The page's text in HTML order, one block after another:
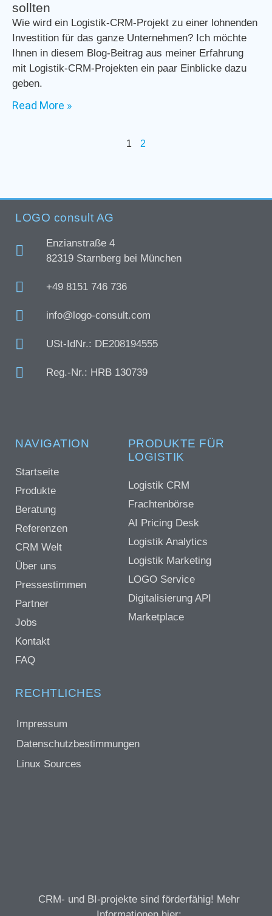
sollten
Wie wird ein Logistik-CRM-Projekt zu einer lohnenden
Investition für das ganze Unternehmen? Ich möchte
Ihnen in diesem Blog-Beitrag aus meiner Erfahrung
mit Logistik-CRM-Projekten ein paar Einblicke dazu
geben.
Read More »
1 2
LOGO consult AG
Enzianstraße 4
82319 Starnberg bei München
+49 8151 746 736
info@logo-consult.com
USt-IdNr.: DE208194555
Reg.-Nr.: HRB 130739
NAVIGATION
Startseite
Produkte
Beratung
Referenzen
CRM Welt
Über uns
Pressestimmen
Partner
Jobs
Kontakt
FAQ
PRODUKTE FÜR
LOGISTIK
Logistik CRM
Frachtenbörse
AI Pricing Desk
Logistik Analytics
Logistik Marketing
LOGO Service
Digitalisierung API
Marketplace
RECHTLICHES
Impressum
Datenschutzbestimmungen
Linux Sources
CRM- und BI-projekte sind förderfähig! Mehr